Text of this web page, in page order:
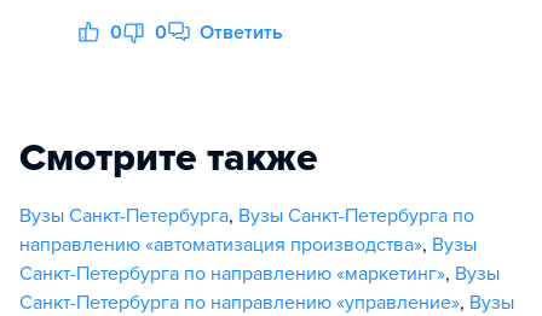
0 0 Ответить
Смотрите также
Вузы Санкт-Петербурга, Вузы Санкт-Петербурга по
направлению «автоматизация производства», Вузы
Санкт-Петербурга по направлению «маркетинг», Вузы
Санкт-Петербурга по направлению «управление», Вузы